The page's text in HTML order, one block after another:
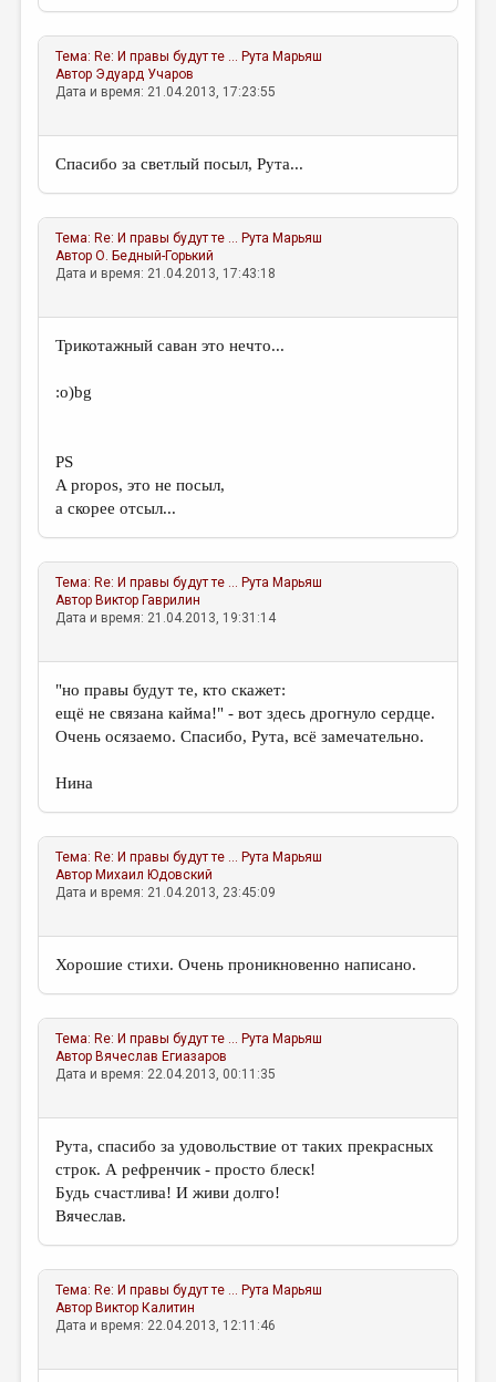
Тема: Re: И правы будут те ... Рута Марьяш
Автор Эдуард Учаров
Дата и время: 21.04.2013, 17:23:55
Спасибо за светлый посыл, Рута...
Тема: Re: И правы будут те ... Рута Марьяш
АвторО. Бедный-Горький
Дата и время: 21.04.2013, 17:43:18
Трикотажный саван это нечто...
:о)bg
PS
A propos, это не посыл,
а скорее отсыл...
Тема: Re: И правы будут те ... Рута Марьяш
Автор Виктор Гаврилин
Дата и время: 21.04.2013, 19:31:14
"но правы будут те, кто скажет:
ещё не связана кайма!" - вот здесь дрогнуло сердце.
Очень осязаемо. Спасибо, Рута, всё замечательно.
Нина
Тема: Re: И правы будут те ... Рута Марьяш
Автор Михаил Юдовский
Дата и время: 21.04.2013, 23:45:09
Хорошие стихи. Очень проникновенно написано.
Тема: Re: И правы будут те ... Рута Марьяш
Автор Вячеслав Егиазаров
Дата и время: 22.04.2013, 00:11:35
Рута, спасибо за удовольствие от таких прекрасных
строк. А рефренчик - просто блеск!
Будь счастлива! И живи долго!
Вячеслав.
Тема: Re: И правы будут те ... Рута Марьяш
Автор Виктор Калитин
Дата и время: 22.04.2013, 12:11:46